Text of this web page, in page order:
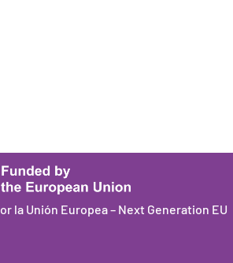
la Unión Europea – Next Generation EU